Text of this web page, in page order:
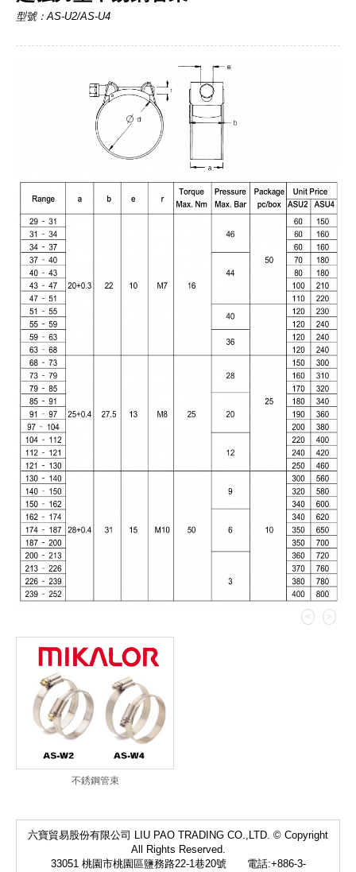
型號：AS-U2/AS-U4
不銹鋼管束
< >
六寶貿易股份有限公司 LIU PAO TRADING CO.,LTD. © Copyright
All Rights Reserved.
33051 桃園市桃園區鹽務路22-1巷20號 電話:+886-3-